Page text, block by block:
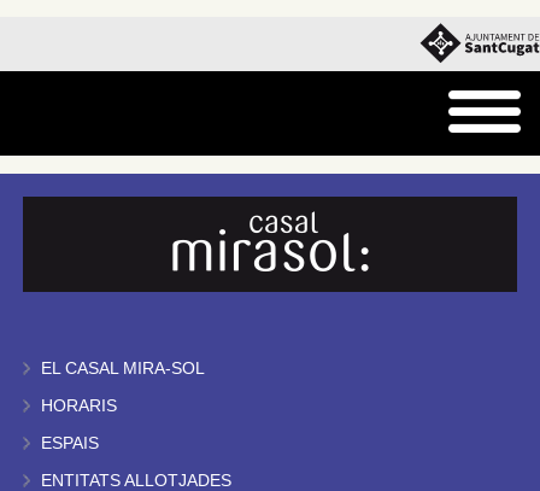
EL CASAL MIRA-SOL
HORARIS
ESPAIS
ENTITATS ALLOTJADES